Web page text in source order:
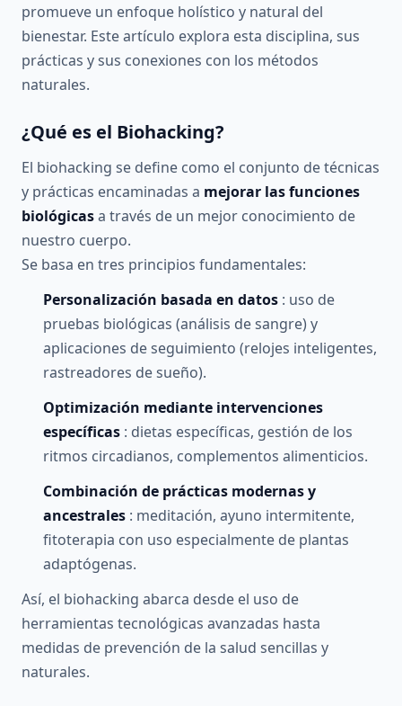
promueve un enfoque holístico y natural del
bienestar. Este artículo explora esta disciplina, sus
prácticas y sus conexiones con los métodos
naturales.
¿Qué es el Biohacking?
El biohacking se define como el conjunto de técnicas
y prácticas encaminadas a mejorar las funciones
biológicasa través de un mejor conocimiento de
nuestro cuerpo.
Se basa en tres principios fundamentales:
Personalización basada en datos : uso de
pruebas biológicas (análisis de sangre) y
aplicaciones de seguimiento (relojes inteligentes,
rastreadores de sueño).
Optimización mediante intervenciones
específicas : dietas específicas, gestión de los
ritmos circadianos, complementos alimenticios.
Combinación de prácticas modernas y
ancestrales : meditación, ayuno intermitente,
fitoterapia con uso especialmente de plantas
adaptógenas.
Así, el biohacking abarca desde el uso de
herramientas tecnológicas avanzadas hasta
medidas de prevención de la salud sencillas y
naturales.